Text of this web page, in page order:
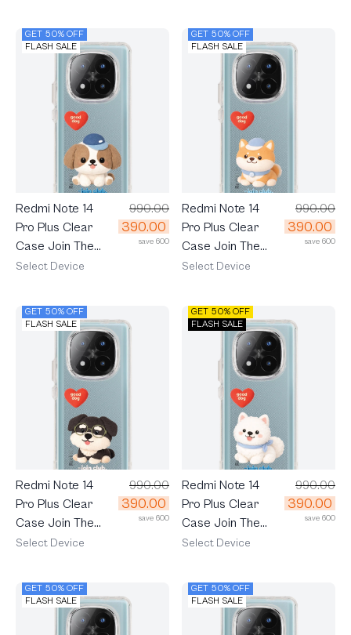
GET 50% OFF
FLASH SALE
Redmi Note 14
Pro Plus Clear
Case Join The
Club Heartful
990.00
390.00
save 600
Select Device
GET 50% OFF
FLASH SALE
Redmi Note 14
Pro Plus Clear
Case Join The
Club Heartful
990.00
390.00
save 600
Select Device
GET 50% OFF
FLASH SALE
Redmi Note 14
Pro Plus Clear
Case Join The
Club Heartful
990.00
390.00
save 600
Select Device
GET 50% OFF
FLASH SALE
Redmi Note 14
Pro Plus Clear
Case Join The
Club Heartful
990.00
390.00
save 600
Select Device
GET 50% OFF
FLASH SALE
GET 50% OFF
FLASH SALE